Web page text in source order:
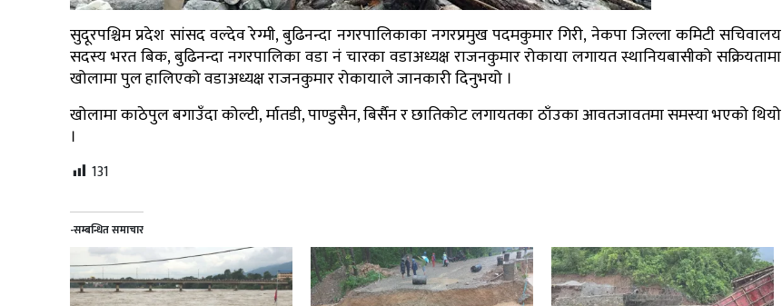
सुदूरपश्चिम प्रदेश सांसद वल्देव रेग्मी, बुढिनन्दा नगरपालिकाका नगरप्रमुख पदमकुमार गिरी, नेकपा जिल्ला कमिटी सचिवालय
सदस्य भरत बिक, बुढिनन्दा नगरपालिका वडा नं चारका वडाअध्यक्ष राजनकुमार रोकाया लगायत स्थानियबासीको सक्रियतामा
खोलामा पुल हालिएको वडाअध्यक्ष राजनकुमार रोकायाले जानकारी दिनुभयो ।
खोलामा काठेपुल बगाउँदा कोल्टी, र्मातडी, पाण्डुसैन, बिर्सैन र छातिकोट लगायतका ठाँउका आवतजावतमा समस्या भएको थियो
।
131
-सम्बन्धित समाचार